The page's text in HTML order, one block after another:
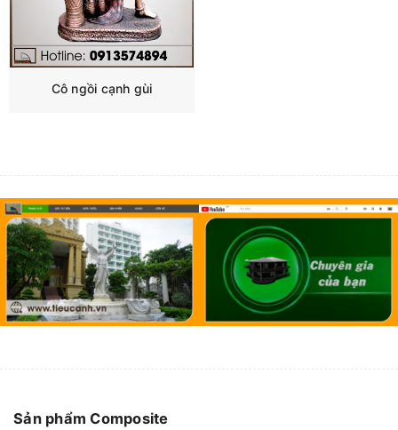
Cô ngồi cạnh gùi
Sản phẩm Composite